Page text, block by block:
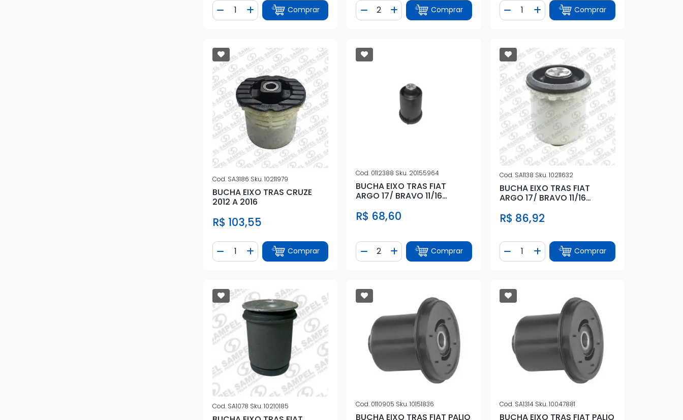
Diminuir Quantidade
Quantidade
Adicionar Quantidade
Comprar Diminuir Quantidade
Quantidade
Adicionar Quantidade
Comprar Diminuir Quantidade
Quantidade
Adicionar Quantidade
Comprar
Cod. SA3186 Sku.10211979
BUCHA EIXO TRAS CRUZE
2012 A 2016
R$ 103,55
Diminuir Quantidade
Quantidade
Adicionar Quantidade
Comprar
Cod. 0112388 Sku. 20155964
BUCHA EIXO TRAS FIAT
ARGO 17/ BRAVO 11/16
R$ 68,60
Diminuir Quantidade
Quantidade
Adicionar Quantidade
Comprar
Cod.SA1138 Sku.10211632
BUCHA EIXO TRAS FIAT
ARGO 17/ BRAVO 11/16
R$ 86,92
Diminuir Quantidade
Quantidade
Adicionar Quantidade
Comprar
Cod. SA1078 Sku.10210185 Cod. 0110905 Sku.10151836
BUCHA EIXO TRAS FIAT PALIO
Cod.SA1314 Sku.10047881
BUCHA EIXO TRAS FIAT PALIO